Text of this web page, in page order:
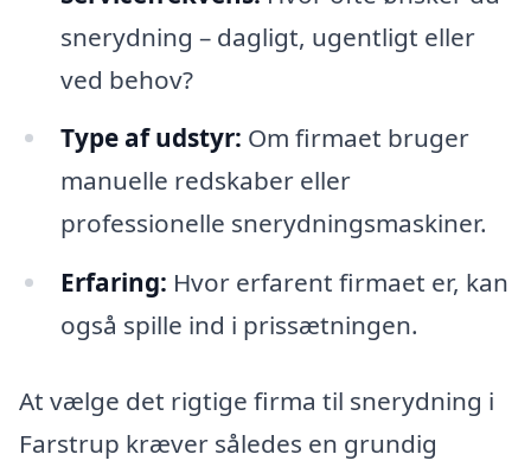
snerydning – dagligt, ugentligt eller
ved behov?
Type af udstyr: Om firmaet bruger
manuelle redskaber eller
professionelle snerydningsmaskiner.
Erfaring: Hvor erfarent firmaet er, kan
også spille ind i prissætningen.
At vælge det rigtige firma til snerydning i
Farstrup kræver således en grundig